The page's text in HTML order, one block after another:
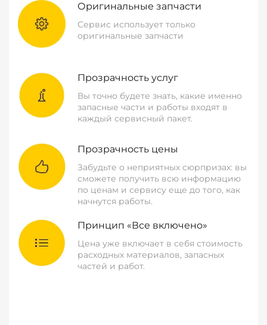
Оригинальные запчасти
Сервис использует только
оригинальные запчасти
Прозрачность услуг
Вы точно будете знать, какие именно
запасные части и работы входят в
каждый сервисный пакет.
Прозрачность цены
Забудьте о неприятных сюрпризах: вы
сможете получить всю информацию
по ценам и сервису еще до того, как
начнутся работы.
Принцип «Все включено»
Цена уже включает в себя стоимость
расходных материалов, запасных
частей и работ.